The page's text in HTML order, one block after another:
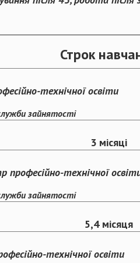
Строк
технічної освіти
зайнятості
3 місяці
професійно-технічної
зайнятості
5,4 місяця
технічної освіти